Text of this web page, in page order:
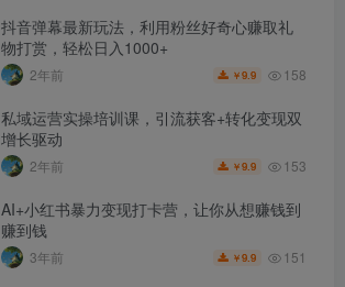
抖音弹幕最新玩法，利用粉丝好奇心赚取礼
物打赏，轻松日入1000+
2年前 ￥9.9 158
私域运营实操培训课，引流获客+转化变现双
增长驱动
2年前 ￥9.9 153
AI+小红书暴力变现打卡营，让你从想赚钱到
赚到钱
3年前 ￥9.9 151